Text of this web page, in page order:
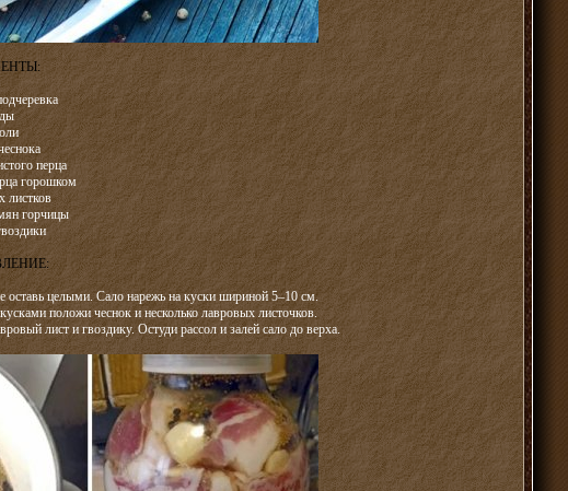
перца
горошком
листков
горчицы
оставь целыми. Сало нарежь на куски шириной 5–10 см.
положи чеснок и несколько лавровых листочков.
лист и гвоздику. Остуди рассол и залей сало до верха.